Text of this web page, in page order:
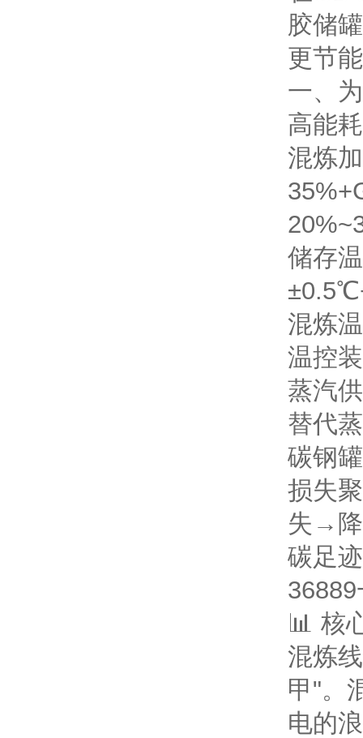
胶储
更节
一、
高能
混炼
35%+
储存
混炼
温控
蒸汽
替代
碳钢
损失
失→
碳足
📊 核
混炼
甲"。
电的